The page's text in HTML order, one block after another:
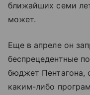
ближайших семи
может.
Еще в апреле он
беспрецедентные
бюджет Пентагона,
каким-либо